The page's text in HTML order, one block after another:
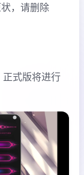
，请删除
式版将进行